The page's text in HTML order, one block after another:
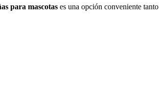
para mascotas es una opción conveniente